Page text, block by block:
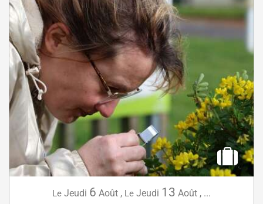
Le Jeudi 6 Août , Le Jeudi 13 Août , ...